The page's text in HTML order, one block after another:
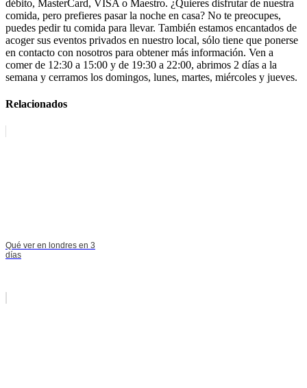
débito, MasterCard, VISA o Maestro. ¿Quieres disfrutar de nuestra
comida, pero prefieres pasar la noche en casa? No te preocupes,
puedes pedir tu comida para llevar. También estamos encantados de
acoger sus eventos privados en nuestro local, sólo tiene que ponerse
en contacto con nosotros para obtener más información. Ven a
comer de 12:30 a 15:00 y de 19:30 a 22:00, abrimos 2 días a la
semana y cerramos los domingos, lunes, martes, miércoles y jueves.
Relacionados
Qué ver en londres en 3
días